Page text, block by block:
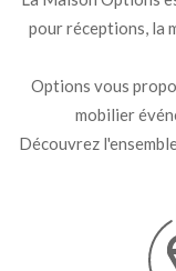
pour réceptions, la
Options vous
mobilier
Découvrez